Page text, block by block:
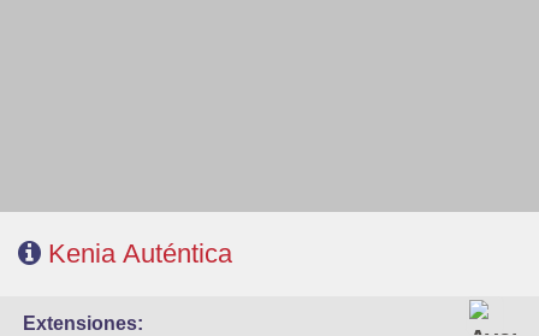
Kenia Auténtica
extensiones: